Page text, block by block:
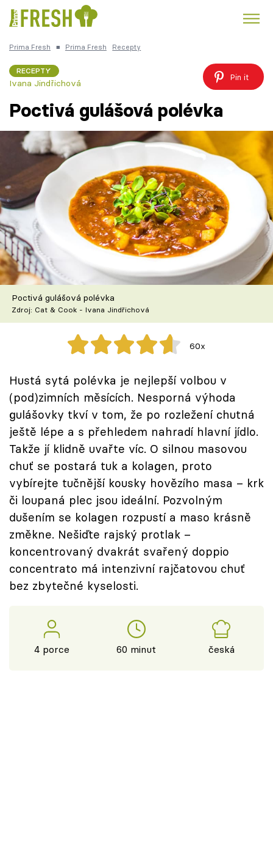
Česká kuchyně
Témata
Recepty
Články
TV Program
Škola vaření
Recepty z TV
Speciál: Cuketa
Těhotnej kuchař
Sledujte prima+
Přihlášení
Sledujte nás
Prima Fresh ■ Prima Fresh Recepty
RECEPTY
Ivana Jindřichová
Pin it
Poctivá gulášová polévka
Poctivá gulášová polévka
Zdroj: Cat & Cook - Ivana Jindřichová
60x
Hustá sytá polévka je nejlepší volbou v
(pod)zimních měsících. Nesporná výhoda
gulášovky tkví v tom, že po rozležení chutná
ještě lépe a s přehledem nahradí hlavní jídlo.
Takže jí klidně uvařte víc. O silnou masovou
chuť se postará tuk a kolagen, proto
vybírejte tučnější kousky hovězího masa – krk
či loupaná plec jsou ideální. Pozvolným
dušením se kolagen rozpustí a maso krásně
změkne. Nešiďte rajský protlak –
koncentrovaný dvakrát svařený doppio
concentrato má intenzivní rajčatovou chuť
bez zbytečné kyselosti.
4 porce 60 minut česká